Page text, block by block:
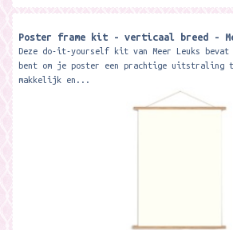
Poster frame kit - verticaal breed -
Deze do-it-yourself kit van Meer Leuks
bent om je poster een prachtige uitstraling
makkelijk en...